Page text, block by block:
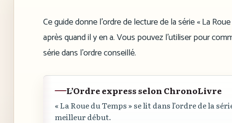
Ce guide donne l’ordre de lecture de la série « La
après quand il y en a. Vous pouvez l’utiliser pour
série dans l’ordre conseillé.
L’Ordre express selon ChronoLivre
« La Roue du Temps » se lit dans l’ordre de la
meilleur début.